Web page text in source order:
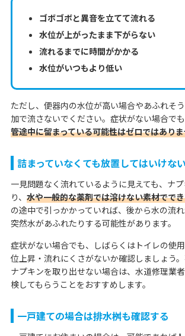
ゴボゴボと異音を立てて流れる
水位が上がったまま下がらない
流れるまでに時間がかかる
水位がいつもより低い
ただし、便器内の水位が高い場合やあふれそ
加で流さないでください。症状がない場合でも
管途中に留まっている可能性はゼロではあり
詰まっていなくても放置してはいけな
一見問題なく流れているように見えても、ナ
り、 水や一般的な薬剤では溶けない素材でで
の途中で引っかかっていれば、後から水の流れ
突然水があふれたりする可能性があります。
症状がない場合でも、しばらくはトイレの使
位上昇・流れにくさがないか確認しましょう
ナプキンを取り出せない場合は、水道修理業
検してもらうことをおすすめします。
一戸建ての場合は排水桝も確認する